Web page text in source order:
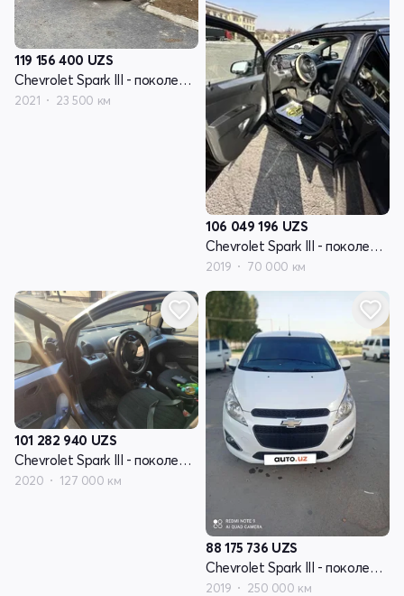
119 156 400 UZS
Chevrolet Spark III - поколение
2021 23 500 км
106 049 196 UZS
Chevrolet Spark III - поколение
2019 70 000 км
101 282 940 UZS
Chevrolet Spark III - поколение
2020 127 000 км
88 175 736 UZS
Chevrolet Spark III - поколение
2019 250 000 км